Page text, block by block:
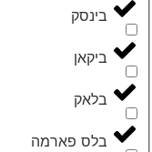
‮בינסק‬
‮ביקאן‬
‮בלאק‬
‮בלס פארמה‬